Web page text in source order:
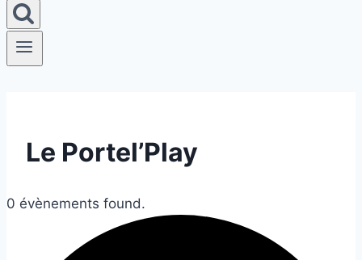
Le Portel’Play
0 évènements found.